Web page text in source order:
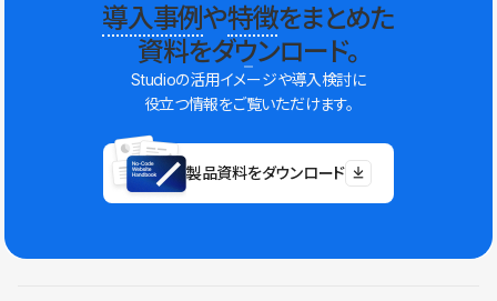
導入事例や特徴をまとめた
資料をダウンロード。
Studioの活用イメージや導入検討に
役立つ情報をご覧いただけます。
製品資料をダウンロード